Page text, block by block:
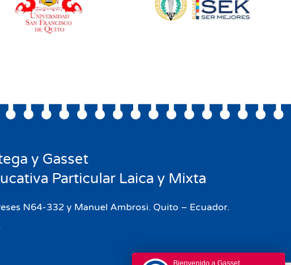
y Gasset
Particular Laica y Mixta
N64-332 y Manuel Ambrosi. Quito – Ecuador.
Bienvenido a Gasset.